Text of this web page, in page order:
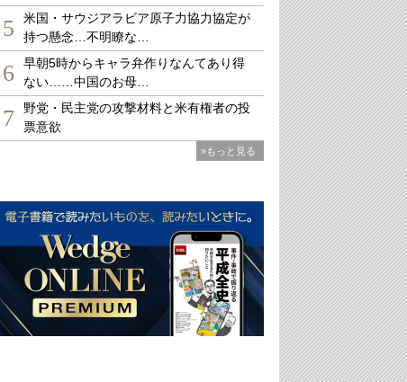
5
米国・サウジアラビア原子力協力協定が
持つ懸念…不明瞭な…
6
早朝5時からキャラ弁作りなんてあり得
ない……中国のお母…
7
野党・民主党の攻撃材料と米有権者の投
票意欲
»もっと見る